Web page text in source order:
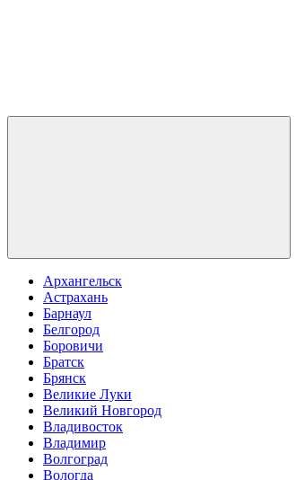
Архангельск
Астрахань
Барнаул
Белгород
Боровичи
Братск
Брянск
Великие Луки
Великий Новгород
Владивосток
Владимир
Волгоград
Вологда